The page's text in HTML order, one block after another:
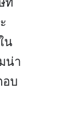
น
น่า
อบ